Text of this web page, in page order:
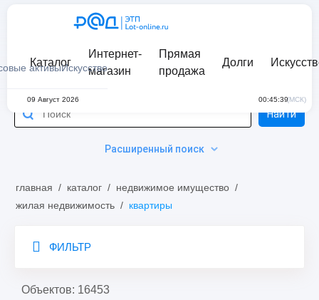
активыИскусство
Каталог
Интернет-
магазин
Прямая
продажа
Долги
09 Август 2026 00:45:39(МСК)
Расширенный поиск
Найти
главная / каталог / недвижимое имущество /
жилая недвижимость / квартиры
ФИЛЬТР
Объектов: 16453